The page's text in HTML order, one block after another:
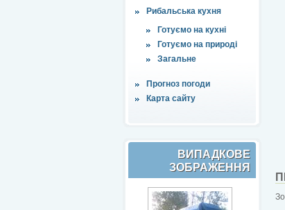
Рибальська кухня
Готуємо на кухні
Готуємо на природі
Загальне
Прогноз погоди
Карта сайту
ВИПАДКОВЕ
ЗОБРАЖЕННЯ